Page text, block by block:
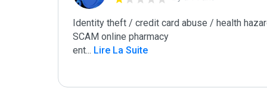
Identity theft / credit card abuse / health
SCAM online pharmacy
ent... Lire La Suite